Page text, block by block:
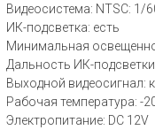
Видеосистема: NTSC:
ИК-подсветка: есть
Минимальная
Дальность ИК-
Выходной видеосигнал:
Рабочая температура: -
Электропитание: DC 12V